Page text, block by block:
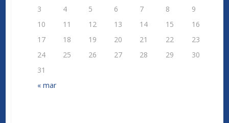
« mar
3
4 5 6 7 8
9
10
11 12 13 14 15
16
17
18 19 20 21 22
23
24
25 26 27 28 29
30
31